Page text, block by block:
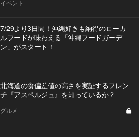
イベント
7/29より3日間！沖縄好きも納得のローカ
ルフードが味わえる「沖縄フードガーデ
ン」がスタート！
北海道の食偏差値の高さを実証するフレン
チ『アスペルジュ』を知っているか？
グルメ